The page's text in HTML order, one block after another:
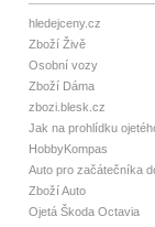
hledejceny.cz
Zboží Živě
Osobní vozy
Zboží Dáma
zbozi.blesk.cz
Jak na prohlídku
HobbyKompas
Auto pro začátečníka
Zboží Auto
Ojetá Škoda Octavia